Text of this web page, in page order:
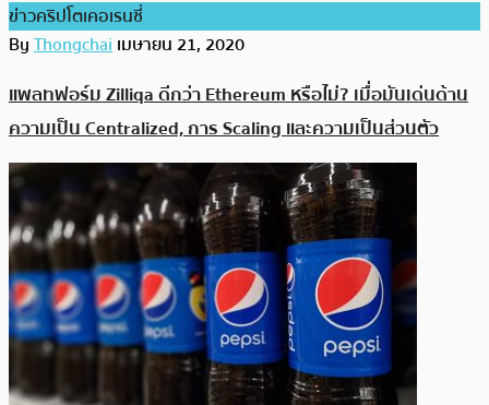
ข่าวคริปโตเคอเรนซี่
ByThongchaiเมษายน 21, 2020
แพลทฟอร์ม Zilliqa ดีกว่า Ethereum หรือไม่? เมื่อมันเด่นด้าน
ความเป็น Centralized, การ Scaling และความเป็นส่วนตัว